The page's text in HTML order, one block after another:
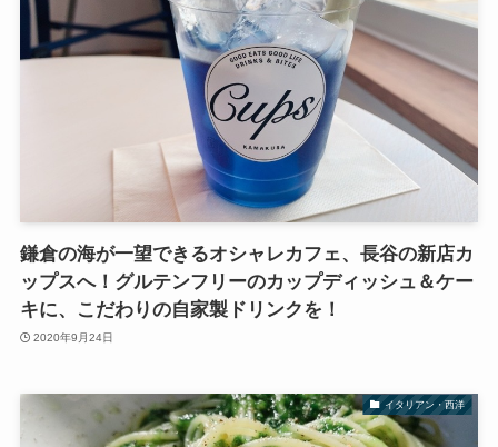
鎌倉の海が一望できるオシャレカフェ、長谷の新店カ
ップスへ！グルテンフリーのカップディッシュ＆ケー
キに、こだわりの自家製ドリンクを！
2020年9月24日
イタリアン・西洋